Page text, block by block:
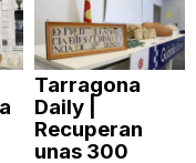
Tarragona
Daily |
Recuperan
unas 300